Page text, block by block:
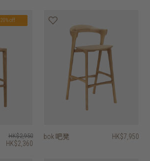
20% off
HK$2,950
HK$2,360
bok 吧凳 HK$7,950